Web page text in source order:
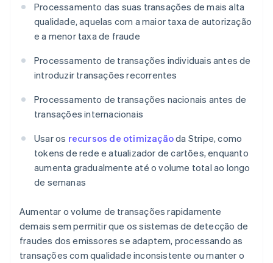
Processamento das suas transações de mais alta
qualidade, aquelas com a maior taxa de autorização
e a menor taxa de fraude
Processamento de transações individuais antes de
introduzir transações recorrentes
Processamento de transações nacionais antes de
transações internacionais
Usar os recursos de otimizaçãoda Stripe, como
tokens de rede e atualizador de cartões, enquanto
aumenta gradualmente até o volume total ao longo
de semanas
Aumentar o volume de transações rapidamente
demais sem permitir que os sistemas de detecção de
fraudes dos emissores se adaptem, processando as
transações com qualidade inconsistente ou manter o